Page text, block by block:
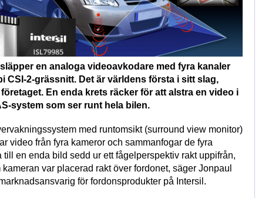
släpper en analoga videoavkodare med fyra kanaler
CSI-2-grässnitt. Det är världens första i sitt slag,
företaget. En enda krets räcker för att alstra en video i
system som ser runt hela bilen.
med runtomsikt (surround view monitor)
video från fyra kameror och sammanfogar de fyra
till en enda bild sedd ur ett fågelperspektiv rakt uppifrån,
kameran var placerad rakt över fordonet, säger Jonpaul
för fordonsprodukter på Intersil.